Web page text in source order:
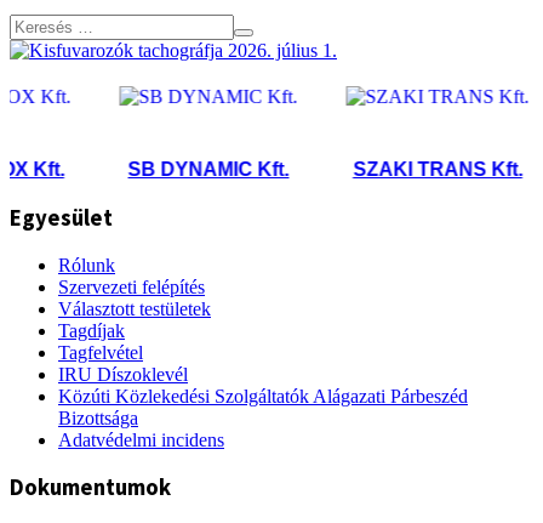
SB DYNAMIC Kft. SZAKI TRANS Kft.
Egyesület
Rólunk
Szervezeti felépítés
Választott testületek
Tagdíjak
Tagfelvétel
IRU Díszoklevél
Közúti Közlekedési Szolgáltatók Alágazati Párbeszéd
Bizottsága
Adatvédelmi incidens
Dokumentumok